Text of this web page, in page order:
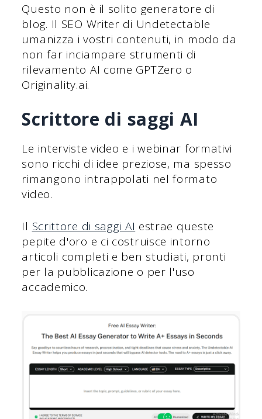
Questo non è il solito generatore di
blog. Il SEO Writer di Undetectable
umanizza i vostri contenuti, in modo da
non far inciampare strumenti di
rilevamento AI come GPTZero o
Originality.ai.
Scrittore di saggi AI
Le interviste video e i webinar formativi
sono ricchi di idee preziose, ma spesso
rimangono intrappolati nel formato
video.
Il Scrittore di saggi AI estrae queste
pepite d'oro e ci costruisce intorno
articoli completi e ben studiati, pronti
per la pubblicazione o per l'uso
accademico.